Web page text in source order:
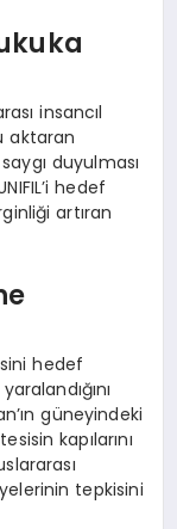
insancıl
aktaran
saygı duyulması
hedef
artıran
hedef
güneyindeki
kapılarını
tepkisini